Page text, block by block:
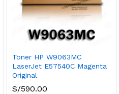
Toner HP W9063MC
LaserJet E57540C Magenta
Original
S/590.00